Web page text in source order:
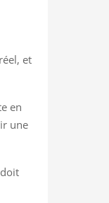
et
en
une